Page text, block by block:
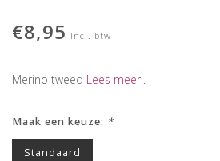
€8,95 Incl. btw
Merino tweed Lees meer..
Maak een keuze: *
Standaard